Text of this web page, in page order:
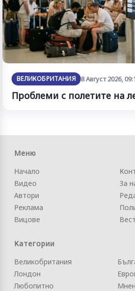
ВЕЛИКОБРИТАНИЯ 8 Август 2026,
Проблеми с полетите на
Меню
Начало
Видео
Автори
Реклама
Вицове
За
Категории
Великобритания
Лондон
Любопитно